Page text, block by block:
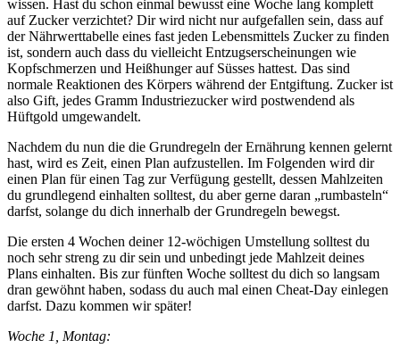
wissen. Hast du schon einmal bewusst eine Woche lang komplett
auf Zucker verzichtet? Dir wird nicht nur aufgefallen sein, dass auf
der Nährwerttabelle eines fast jeden Lebensmittels Zucker zu finden
ist, sondern auch dass du vielleicht Entzugserscheinungen wie
Kopfschmerzen und Heißhunger auf Süsses hattest. Das sind
normale Reaktionen des Körpers während der Entgiftung. Zucker ist
also Gift, jedes Gramm Industriezucker wird postwendend als
Hüftgold umgewandelt.
Nachdem du nun die die Grundregeln der Ernährung kennen gelernt
hast, wird es Zeit, einen Plan aufzustellen. Im Folgenden wird dir
einen Plan für einen Tag zur Verfügung gestellt, dessen Mahlzeiten
du grundlegend einhalten solltest, du aber gerne daran „rumbasteln“
darfst, solange du dich innerhalb der Grundregeln bewegst.
Die ersten 4 Wochen deiner 12-wöchigen Umstellung solltest du
noch sehr streng zu dir sein und unbedingt jede Mahlzeit deines
Plans einhalten. Bis zur fünften Woche solltest du dich so langsam
dran gewöhnt haben, sodass du auch mal einen Cheat-Day einlegen
darfst. Dazu kommen wir später!
Woche 1, Montag: